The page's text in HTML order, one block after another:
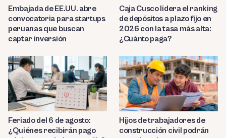
Embajada de EE.UU. abre
convocatoria para startups
peruanas que buscan
captar inversión
Caja Cusco lidera el ranking
de depósitos a plazo fijo en
2026 con la tasa más alta:
¿Cuánto paga?
Feriado del 6 de agosto:
¿Quiénes recibirán pago
Hijos de trabajadores de
construcción civil podrán